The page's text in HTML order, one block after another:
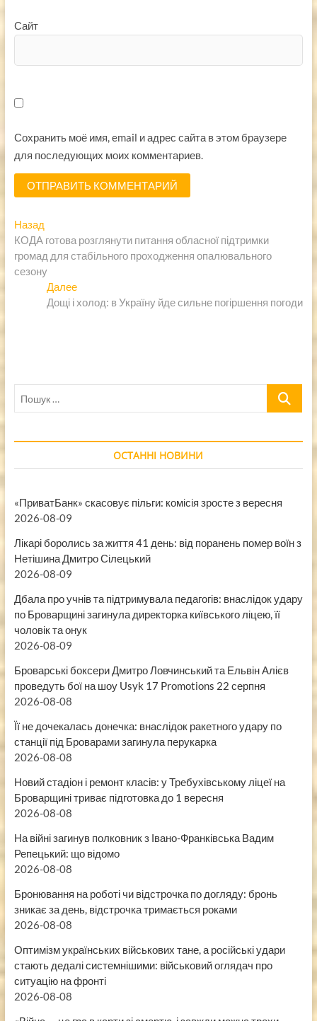
Сайт
Сохранить моё имя, email и адрес сайта в этом браузере
для последующих моих комментариев.
Навигация
по
записям
НазадПредыдущая
запись:
КОДА готова розглянути питання обласної підтримки
громад для стабільного проходження опалювального
сезону
ДалееСледующая
запись:
Дощі і холод: в Україну йде сильне погіршення погоди
Пошук
ОСТАННІ НОВИНИ
«ПриватБанк» скасовує пільги: комісія зросте з вересня
2026-08-09
Лікарі боролись за життя 41 день: від поранень помер воїн з
Нетішина Дмитро Сілецький
2026-08-09
Дбала про учнів та підтримувала педагогів: внаслідок удару
по Броварщині загинула директорка київського ліцею, її
чоловік та онук
2026-08-09
Броварські боксери Дмитро Ловчинський та Ельвін Алієв
проведуть бої на шоу Usyk 17 Promotions 22 серпня
2026-08-08
Її не дочекалась донечка: внаслідок ракетного удару по
станції під Броварами загинула перукарка
2026-08-08
Новий стадіон і ремонт класів: у Требухівському ліцеї на
Броварщині триває підготовка до 1 вересня
2026-08-08
На війні загинув полковник з Івано-Франківська Вадим
Репецький: що відомо
2026-08-08
Бронювання на роботі чи відстрочка по догляду: бронь
зникає за день, відстрочка тримається роками
2026-08-08
Оптимізм українських військових тане, а російські удари
стають дедалі системнішими: військовий оглядач про
ситуацію на фронті
2026-08-08